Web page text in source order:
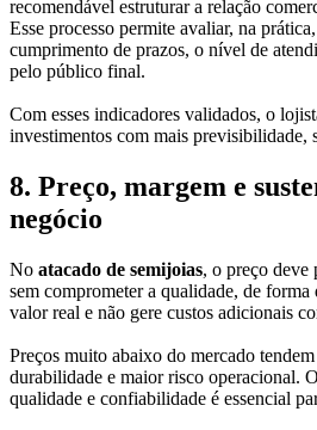
recomendável estruturar a relação
Esse processo permite avaliar, na
cumprimento de prazos, o nível de
pelo público final.
Com esses indicadores validados, o
investimentos com mais previsibilidade,
8. Preço, margem e
negócio
No atacado de semijoias, o preço deve
sem comprometer a qualidade, de
valor real e não gere custos adicionais
Preços muito abaixo do mercado
durabilidade e maior risco operacional.
qualidade e confiabilidade é essencial